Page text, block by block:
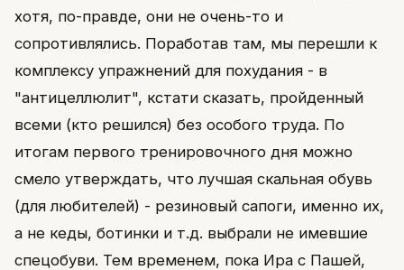
хотя, по-правде, они не очень-то и
сопротивлялись. Поработав там, мы перешли к
комплексу упражнений для похудания - в
"антицеллюлит", кстати сказать, пройденный
всеми (кто решился) без особого труда. По
итогам первого тренировочного дня можно
смело утверждать, что лучшая скальная обувь
(для любителей) - резиновый сапоги, именно их,
а не кеды, ботинки и т.д. выбрали не имевшие
спецобуви. Тем временем, пока Ира с Пашей,